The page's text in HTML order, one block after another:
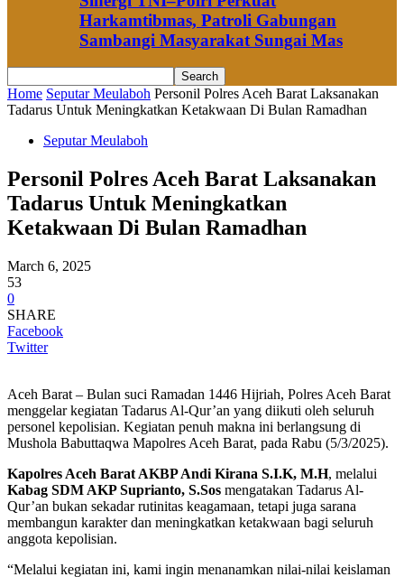
Harkamtibmas, Patroli Gabungan
Sambangi Masyarakat Sungai Mas
Home Seputar Meulaboh Personil Polres Aceh Barat Laksanakan
Tadarus Untuk Meningkatkan Ketakwaan Di Bulan Ramadhan
Seputar Meulaboh
Personil Polres Aceh Barat Laksanakan
Tadarus Untuk Meningkatkan
Ketakwaan Di Bulan Ramadhan
March 6, 2025
53
0
SHARE
Facebook
Twitter
Aceh Barat – Bulan suci Ramadan 1446 Hijriah, Polres Aceh Barat
menggelar kegiatan Tadarus Al-Qur’an yang diikuti oleh seluruh
personel kepolisian. Kegiatan penuh makna ini berlangsung di
Mushola Babuttaqwa Mapolres Aceh Barat, pada Rabu (5/3/2025).
Kapolres Aceh Barat AKBP Andi Kirana S.I.K, M.H, melalui
Kabag SDM AKP Suprianto, S.Sos mengatakan Tadarus Al-
Qur’an bukan sekadar rutinitas keagamaan, tetapi juga sarana
membangun karakter dan meningkatkan ketakwaan bagi seluruh
anggota kepolisian.
“Melalui kegiatan ini, kami ingin menanamkan nilai-nilai keislaman